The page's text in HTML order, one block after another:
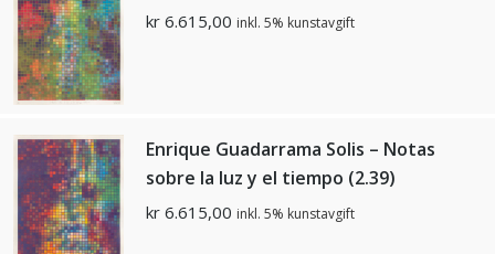
kr 6.615,00 inkl. 5% kunstavgift
Enrique Guadarrama Solis – Notas
sobre la luz y el tiempo (2.39)
kr 6.615,00 inkl. 5% kunstavgift